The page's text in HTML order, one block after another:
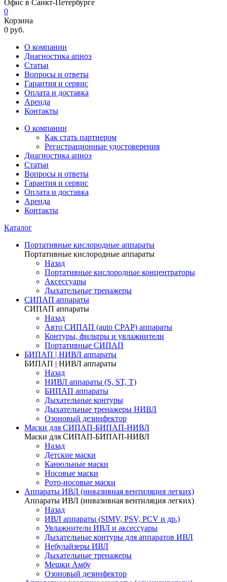
Офис в Санкт-Петербурге
0
Корзина
0 руб.
О компании
Диагностика апноэ
Статьи
Вопросы и ответы
Гарантия и сервис
Оплата и доставка
Аренда
Контакты
О компании
Как стать партнером
Регистрационные удостоверения
Диагностика апноэ
Статьи
Вопросы и ответы
Гарантия и сервис
Оплата и доставка
Аренда
Контакты
Каталог
Портативные кислородные аппараты
Портативные кислородные аппараты
Назад
Портативные кислородные концентраторы
Аксессуары
Дыхательные тренажеры
СИПАП аппараты
СИПАП аппараты
Назад
Aвто СИПАП (auto CPAP) аппараты
Контуры, фильтры и увлажнители
Портативные СИПАП
БИПАП | НИВЛ аппараты
БИПАП | НИВЛ аппараты
Назад
НИВЛ аппараты (S, ST, T)
БИПАП аппараты
Дыхательные контуры
Дыхательные тренажеры НИВЛ
Озоновый дезинфектор
Маски для СИПАП-БИПАП-НИВЛ
Маски для СИПАП-БИПАП-НИВЛ
Назад
Детские маски
Канюльные маски
Носовые маски
Рото-носовые маски
Аппараты ИВЛ (инвазивная вентиляция легких)
Аппараты ИВЛ (инвазивная вентиляция легких)
Назад
ИВЛ аппараты (SIMV, PSV, PCV и др.)
Увлажнители ИВЛ и аксессуары
Дыхательные контуры для аппаратов ИВЛ
Небулайзеры ИВЛ
Дыхательные тренажеры
Мешки Амбу
Озоновый дезинфектор